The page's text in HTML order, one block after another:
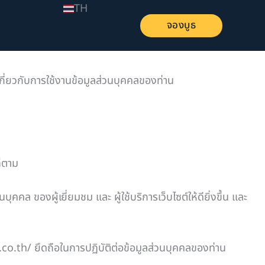
จองบูธ
ยวกับการใช้งานข้อมูลส่วนบุคคลของท่าน
าม
คล ของผู้เยี่ยมชม และ ผู้ใช้บริการเว็บไซต์ให้ดียิ่งขึ้น และ
ยึดถือในการปฏิบัติต่อข้อมูลส่วนบุคคลของท่าน
TH